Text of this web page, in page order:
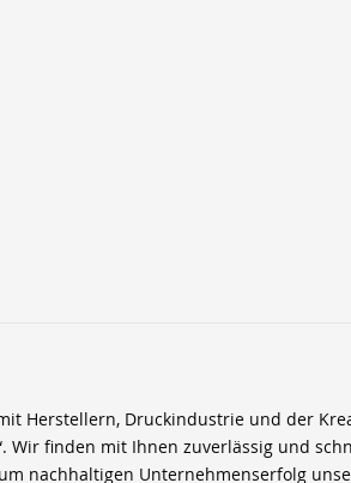
Herstellern, Druckindustrie und der
finden mit Ihnen zuverlässig und
nachhaltigen Unternehmenserfolg